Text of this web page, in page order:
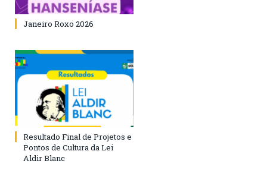
Janeiro Roxo 2026
Resultado Final de Projetos e
Pontos de Cultura da Lei
Aldir Blanc